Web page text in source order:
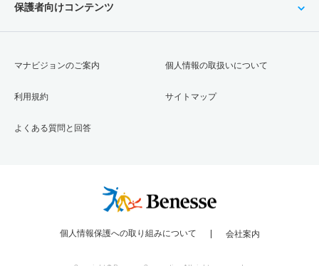
保護者向けコンテンツ
マナビジョンのご案内
利用規約
よくある質問と回答
個人情報の取扱いについて
サイトマップ
個人情報保護への取り組みについて 会社案内